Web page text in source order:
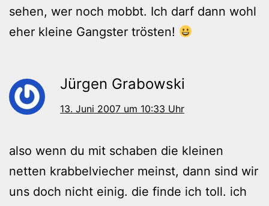
sehen, wer noch mobbt. Ich darf dann wohl
eher kleine Gangster trösten!
Jürgen Grabowski
13. Juni 2007 um 10:33 Uhr
also wenn du mit schaben die kleinen
netten krabbelviecher meinst, dann sind wir
uns doch nicht einig. die finde ich toll. ich